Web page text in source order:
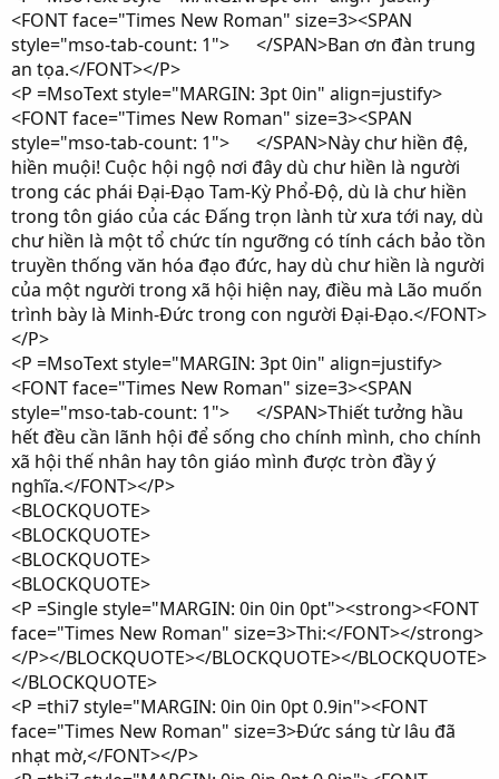
<FONT face="Times New Roman" size=3><SPAN
style="mso-tab-count: 1"> </SPAN>Ban ơn đàn trung
an tọa.</FONT></P>
<P =MsoText style="MARGIN: 3pt 0in" align=justify>
<FONT face="Times New Roman" size=3><SPAN
style="mso-tab-count: 1"> </SPAN>Này chư hiền đệ,
hiền muội! Cuộc hội ngộ nơi đây dù chư hiền là người
trong các phái Đại-Đạo Tam-Kỳ Phổ-Độ, dù là chư hiền
trong tôn giáo của các Đấng trọn lành từ xưa tới nay, dù
chư hiền là một tổ chức tín ngưỡng có tính cách bảo tồn
truyền thống văn hóa đạo đức, hay dù chư hiền là người
của một người trong xã hội hiện nay, điều mà Lão muốn
trình bày là Minh-Đức trong con người Đại-Đạo.</FONT>
</P>
<P =MsoText style="MARGIN: 3pt 0in" align=justify>
<FONT face="Times New Roman" size=3><SPAN
style="mso-tab-count: 1"> </SPAN>Thiết tưởng hầu
hết đều cần lãnh hội để sống cho chính mình, cho chính
xã hội thế nhân hay tôn giáo mình được tròn đầy ý
nghĩa.</FONT></P>
<BLOCKQUOTE>
<BLOCKQUOTE>
<BLOCKQUOTE>
<BLOCKQUOTE>
<P =Single style="MARGIN: 0in 0in 0pt"><strong><FONT
face="Times New Roman" size=3>Thi:</FONT></strong>
</P></BLOCKQUOTE></BLOCKQUOTE></BLOCKQUOTE>
</BLOCKQUOTE>
<P =thi7 style="MARGIN: 0in 0in 0pt 0.9in"><FONT
face="Times New Roman" size=3>Đức sáng từ lâu đã
nhạt mờ,</FONT></P>